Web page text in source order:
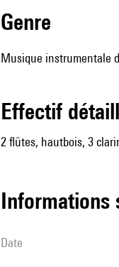
genre
Musique instrumentale
effectif
2 flûtes, hautbois, 3
date